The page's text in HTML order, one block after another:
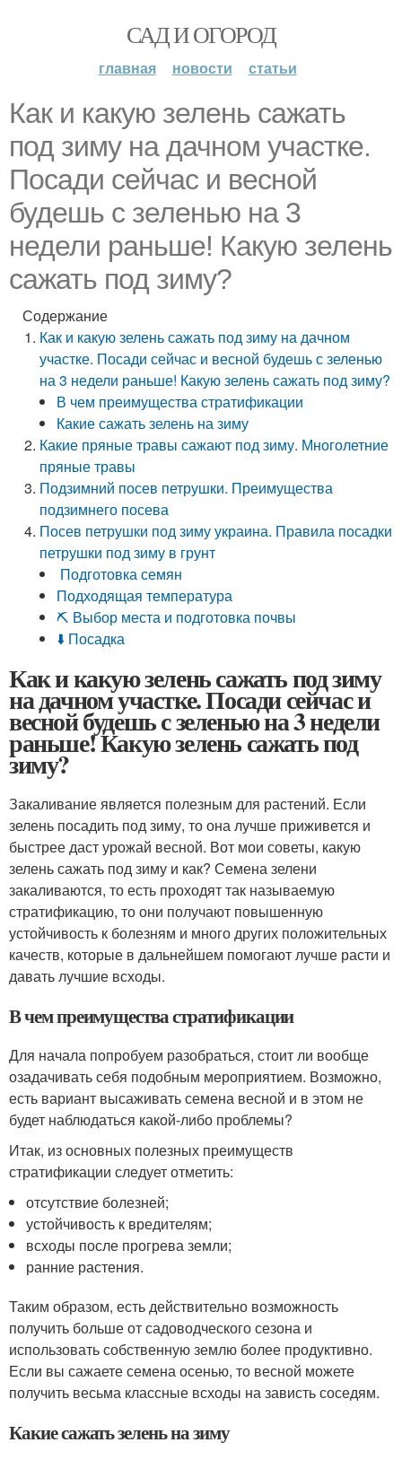
САД И ОГОРОД
главная новости статьи
Как и какую зелень сажать
под зиму на дачном участке.
Посади сейчас и весной
будешь с зеленью на 3
недели раньше! Какую зелень
сажать под зиму?
Содержание
Как и какую зелень сажать под зиму на дачном
участке. Посади сейчас и весной будешь с зеленью
на 3 недели раньше! Какую зелень сажать под зиму?
В чем преимущества стратификации
Какие сажать зелень на зиму
Какие пряные травы сажают под зиму. Многолетние
пряные травы
Подзимний посев петрушки. Преимущества
подзимнего посева
Посев петрушки под зиму украина. Правила посадки
петрушки под зиму в грунт
‍ Подготовка семян
Подходящая температура
⛏ Выбор места и подготовка почвы
⬇️ Посадка
Как и какую зелень сажать под зиму
на дачном участке. Посади сейчас и
весной будешь с зеленью на 3 недели
раньше! Какую зелень сажать под
зиму?
Закаливание является полезным для растений. Если
зелень посадить под зиму, то она лучше приживется и
быстрее даст урожай весной. Вот мои советы, какую
зелень сажать под зиму и как? Семена зелени
закаливаются, то есть проходят так называемую
стратификацию, то они получают повышенную
устойчивость к болезням и много других положительных
качеств, которые в дальнейшем помогают лучше расти и
давать лучшие всходы.
В чем преимущества стратификации
Для начала попробуем разобраться, стоит ли вообще
озадачивать себя подобным мероприятием. Возможно,
есть вариант высаживать семена весной и в этом не
будет наблюдаться какой-либо проблемы?
Итак, из основных полезных преимуществ
стратификации следует отметить:
отсутствие болезней;
устойчивость к вредителям;
всходы после прогрева земли;
ранние растения.
Таким образом, есть действительно возможность
получить больше от садоводческого сезона и
использовать собственную землю более продуктивно.
Если вы сажаете семена осенью, то весной можете
получить весьма классные всходы на зависть соседям.
Какие сажать зелень на зиму